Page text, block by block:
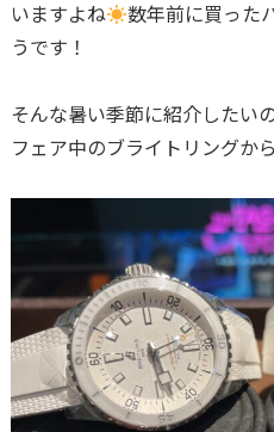
いますよね
数年前に買った
うです！
そんな暑い季節に紹介したい
フェア中のブライトリングか